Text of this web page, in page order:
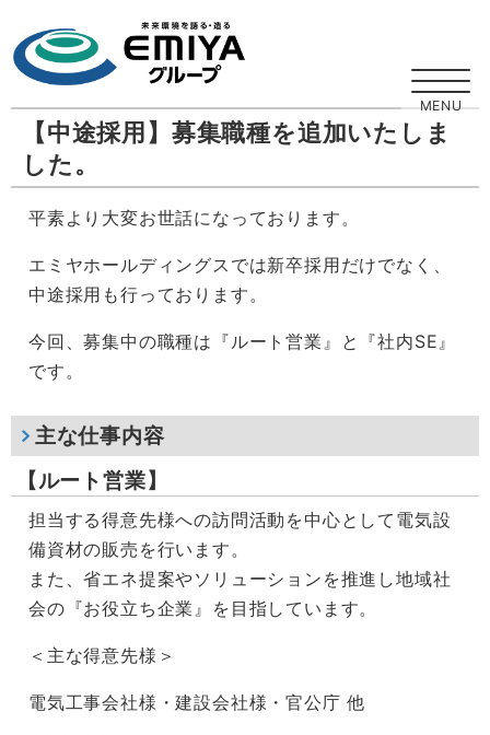
【中途採用】募集職種を追加いたしま
した。
平素より大変お世話になっております。
エミヤホールディングスでは新卒採用だけでなく、
中途採用も行っております。
今回、募集中の職種は『ルート営業』と『社内SE』
です。
主な仕事内容
【ルート営業】
担当する得意先様への訪問活動を中心として電気設
備資材の販売を行います。
また、省エネ提案やソリューションを推進し地域社
会の『お役立ち企業』を目指しています。
＜主な得意先様＞
電気工事会社様・建設会社様・官公庁 他